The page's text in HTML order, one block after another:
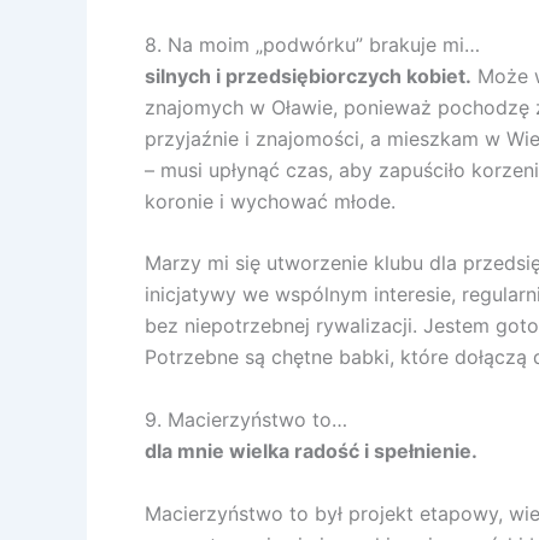
8. Na moim „podwórku” brakuje mi…
silnych i przedsiębiorczych kobiet. Może
znajomych w Oławie, ponieważ
przyjaźnie i znajomości, a mieszkam w
– musi upłynąć czas, aby zapuściło
koronie i wychować młode.
Marzy mi się utworzenie klubu dla
inicjatywy we wspólnym interesie,
bez niepotrzebnej rywalizacji. Jestem
Potrzebne są chętne babki, które dołączą
9. Macierzyństwo to…
dla mnie wielka radość i spełnienie.
Macierzyństwo to był projekt etapowy,